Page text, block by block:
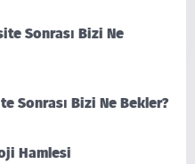
Sonrası Bizi Ne
Sonrası Bizi Ne Bekler?
Hamlesi